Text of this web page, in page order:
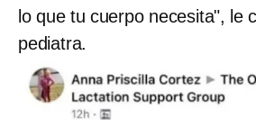
lo que tu cuerpo necesita", le
pediatra.